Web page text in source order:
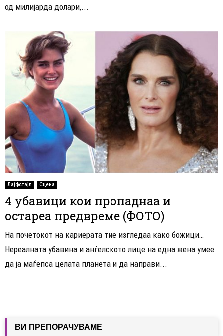
од милијарда долари,...
Лајфстајл Сцена
4 убавици кои пропаднаа и
остареа предвреме (ФОТО)
На почетокот на кариерата тие изгледаа како божици…
Нереалната убавина и анѓелското лице на една жена умее
да ја маѓепса целата планета и да направи...
ВИ ПРЕПОРАЧУВАМЕ